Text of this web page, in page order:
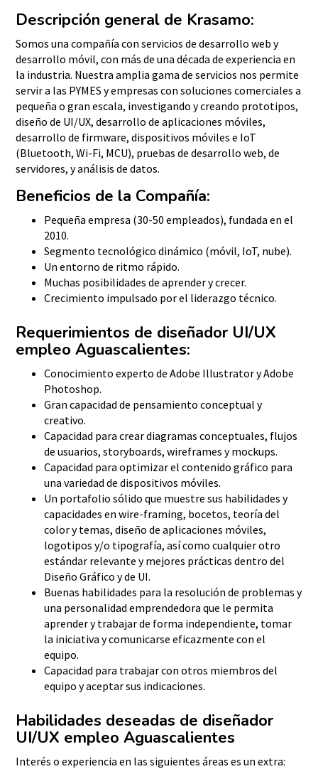
Descripción general de Krasamo:
Somos una compañía con servicios de desarrollo web y
desarrollo móvil, con más de una década de experiencia en
la industria. Nuestra amplia gama de servicios nos permite
servir a las PYMES y empresas con soluciones comerciales a
pequeña o gran escala, investigando y creando prototipos,
diseño de UI/UX, desarrollo de aplicaciones móviles,
desarrollo de firmware, dispositivos móviles e IoT
(Bluetooth, Wi-Fi, MCU), pruebas de desarrollo web, de
servidores, y análisis de datos.
Beneficios de la Compañía:
Pequeña empresa (30-50 empleados), fundada en el
2010.
Segmento tecnológico dinámico (móvil, IoT, nube).
Un entorno de ritmo rápido.
Muchas posibilidades de aprender y crecer.
Crecimiento impulsado por el liderazgo técnico.
Requerimientos de diseñador UI/UX
empleo Aguascalientes:
Conocimiento experto de Adobe Illustrator y Adobe
Photoshop.
Gran capacidad de pensamiento conceptual y
creativo.
Capacidad para crear diagramas conceptuales, flujos
de usuarios, storyboards, wireframes y mockups.
Capacidad para optimizar el contenido gráfico para
una variedad de dispositivos móviles.
Un portafolio sólido que muestre sus habilidades y
capacidades en wire-framing, bocetos, teoría del
color y temas, diseño de aplicaciones móviles,
logotipos y/o tipografía, así como cualquier otro
estándar relevante y mejores prácticas dentro del
Diseño Gráfico y de UI.
Buenas habilidades para la resolución de problemas y
una personalidad emprendedora que le permita
aprender y trabajar de forma independiente, tomar
la iniciativa y comunicarse eficazmente con el
equipo.
Capacidad para trabajar con otros miembros del
equipo y aceptar sus indicaciones.
Habilidades deseadas de diseñador
UI/UX empleo Aguascalientes
Interés o experiencia en las siguientes áreas es un extra: